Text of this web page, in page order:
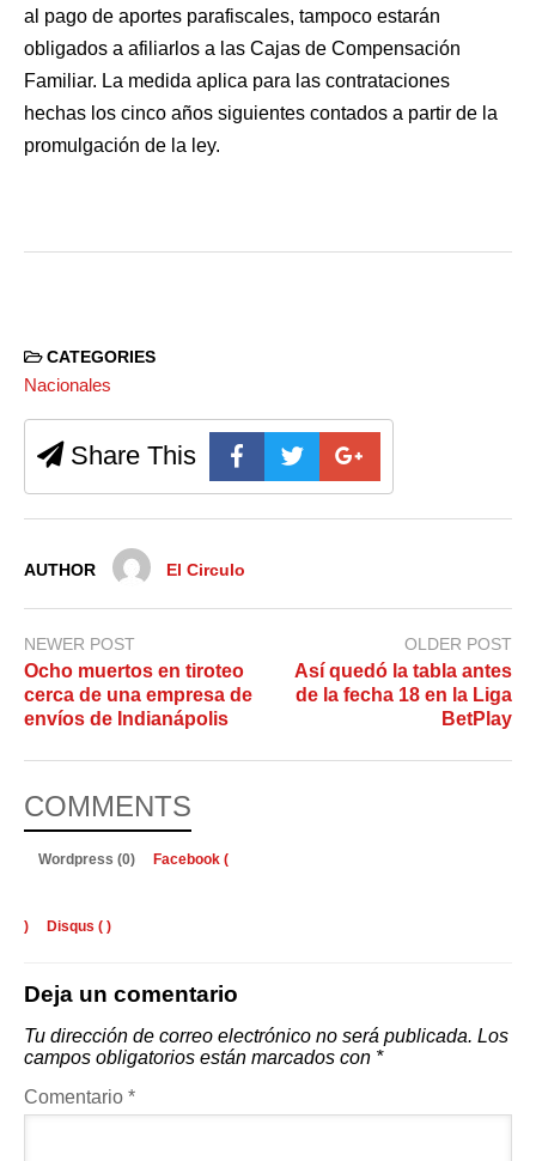
al pago de aportes parafiscales, tampoco estarán
obligados a afiliarlos a las Cajas de Compensación
Familiar. La medida aplica para las contrataciones
hechas los cinco años siguientes contados a partir de la
promulgación de la ley.
CATEGORIES
Nacionales
Share This
AUTHOR El Circulo
NEWER POST
Ocho muertos en tiroteo
cerca de una empresa de
envíos de Indianápolis
OLDER POST
Así quedó la tabla antes
de la fecha 18 en la Liga
BetPlay
COMMENTS
Wordpress (0) Facebook (
) Disqus ( )
Deja un comentario
Tu dirección de correo electrónico no será publicada. Los
campos obligatorios están marcados con *
Comentario *